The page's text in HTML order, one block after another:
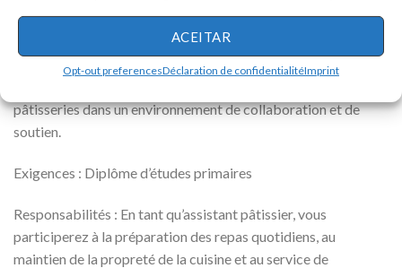
ACEITAR
Opt-out preferencesDéclaration de confidentialitéImprint
Êtes-vous doué dans l’art de la pâtisserie ? Costco a des
postes d’assistant pâtissier à pourvoir, avec une possibilité
d’emploi pour les personnes handicapées. Joignez-vous à
pâtisseries dans un environnement de collaboration et de
soutien.
Exigences : Diplôme d’études primaires
Responsabilités : En tant qu’assistant pâtissier, vous
participerez à la préparation des repas quotidiens, au
maintien de la propreté de la cuisine et au service de